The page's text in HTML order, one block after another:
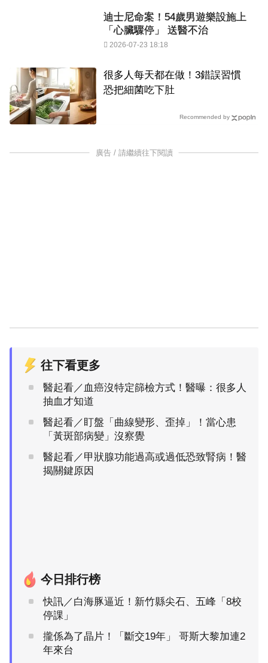
迪士尼命案！54歲男遊樂設施上
「心臟驟停」 送醫不治
2026-07-23 18:18
很多人每天都在做！3錯誤習慣
恐把細菌吃下肚
Recommended by
廣告 / 請繼續往下閱讀
往下看更多
醫起看／血癌沒特定篩檢方式！醫曝：很多人
抽血才知道
醫起看／盯盤「曲線變形、歪掉」！當心患
「黃斑部病變」沒察覺
醫起看／甲狀腺功能過高或過低恐致腎病！醫
揭關鍵原因
今日排行榜
快訊／白海豚逼近！新竹縣尖石、五峰「8校
停課」
攏係為了晶片！「斷交19年」 哥斯大黎加連2
年來台